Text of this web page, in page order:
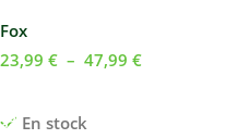
Fox
En stock
23,99 € – 47,99 €